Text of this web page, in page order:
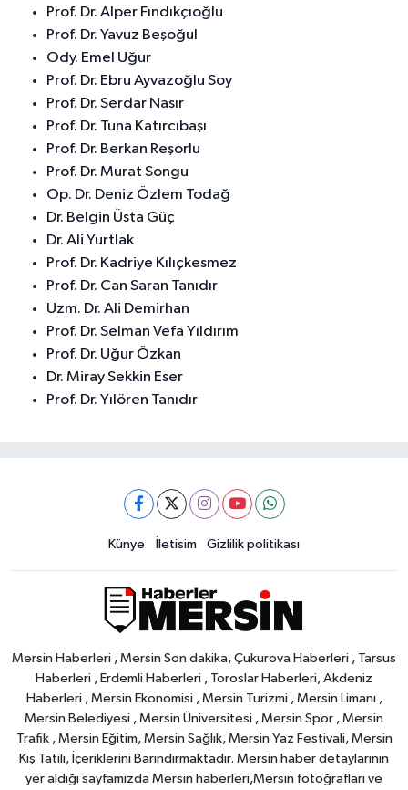
Prof. Dr. Alper Fındıkçıoğlu
Prof. Dr. Yavuz Beşoğul
Ody. Emel Uğur
Prof. Dr. Ebru Ayvazoğlu Soy
Prof. Dr. Serdar Nasır
Prof. Dr. Tuna Katırcıbaşı
Prof. Dr. Berkan Reşorlu
Prof. Dr. Murat Songu
Op. Dr. Deniz Özlem Todağ
Dr. Belgin Üsta Güç
Dr. Ali Yurtlak
Prof. Dr. Kadriye Kılıçkesmez
Prof. Dr. Can Saran Tanıdır
Uzm. Dr. Ali Demirhan
Prof. Dr. Selman Vefa Yıldırım
Prof. Dr. Uğur Özkan
Dr. Miray Sekkin Eser
Prof. Dr. Yılören Tanıdır
Künye İletisim Gizlilik politikası
Mersin Haberleri , Mersin Son dakika, Çukurova Haberleri , Tarsus
Haberleri , Erdemli Haberleri , Toroslar Haberleri, Akdeniz
Haberleri , Mersin Ekonomisi , Mersin Turizmi , Mersin Limanı ,
Mersin Belediyesi , Mersin Üniversitesi , Mersin Spor , Mersin
Trafik , Mersin Eğitim, Mersin Sağlık, Mersin Yaz Festivali, Mersin
Kış Tatili, İçeriklerini Barındırmaktadır. Mersin haber detaylarının
yer aldığı sayfamızda Mersin haberleri,Mersin fotoğrafları ve